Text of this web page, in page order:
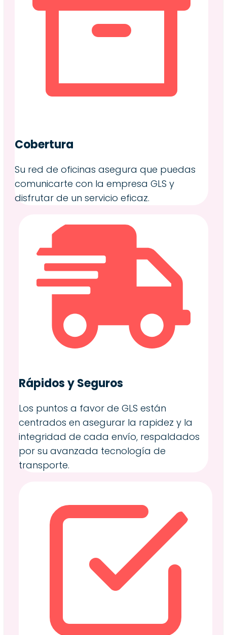
Cobertura
Su red de oficinas asegura que puedas
comunicarte con la empresa GLS y
disfrutar de un servicio eficaz.
Rápidos y Seguros
Los puntos a favor de GLS están
centrados en asegurar la rapidez y la
integridad de cada envío, respaldados
por su avanzada tecnología de
transporte.